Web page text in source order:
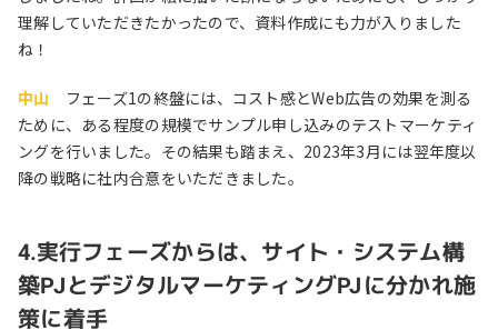
理解していただきたかったので、資料作成にも力が入りました
ね！
中山 フェーズ1の終盤には、コスト感とWeb広告の効果を測る
ために、ある程度の規模でサンプル申し込みのテストマーケティ
ングを行いました。その結果も踏まえ、2023年3月には翌年度以
降の戦略に社内合意をいただきました。
4.実行フェーズからは、サイト・システム構
築PJとデジタルマーケティングPJに分かれ施
策に着手